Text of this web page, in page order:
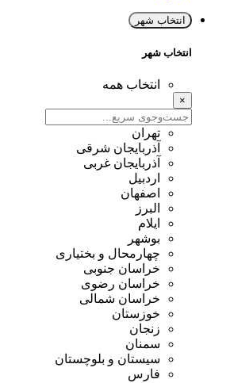
انتخاب شهر
انتخاب شهر
انتخاب همه
×
تهران
آذربایجان شرقی
آذربایجان غربی
اردبیل
اصفهان
البرز
ایلام
بوشهر
چهارمحال و بختیاری
خراسان جنوبی
خراسان رضوی
خراسان شمالی
خوزستان
زنجان
سمنان
سیستان و بلوچستان
فارس